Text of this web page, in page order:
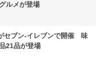
ルメが登場
セブン-イレブンで開催 味
21品が登場